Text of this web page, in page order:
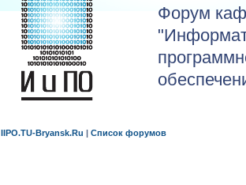
Форум
IIPO.TU-Bryansk.Ru | Список форумов